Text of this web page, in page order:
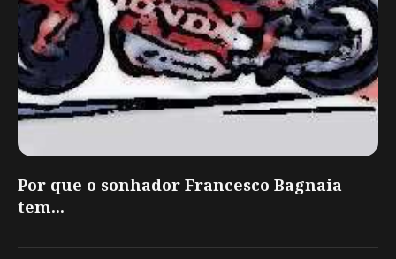
Por que o sonhador Francesco Bagnaia
tem...